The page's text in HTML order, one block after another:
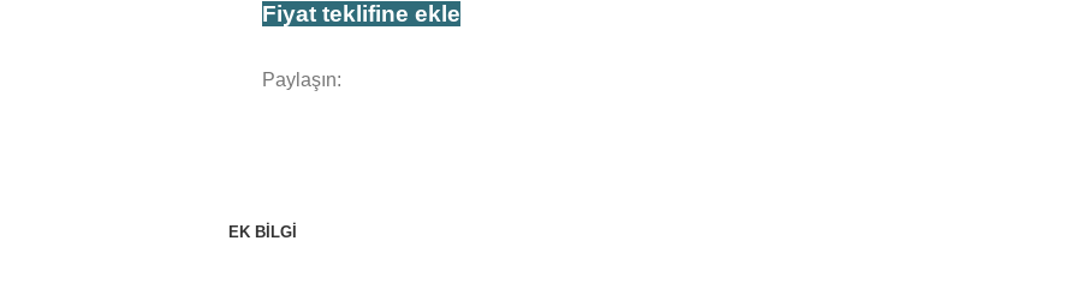
Fiyat teklifine ekle
Paylaşın:
EK BILGI